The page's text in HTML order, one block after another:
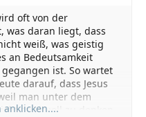
oft von der
was daran liegt, dass
weiß, was geistig
an Bedeutsamkeit
ist. So wartet
darauf, dass Jesus
man unter dem
spirituell zu denken